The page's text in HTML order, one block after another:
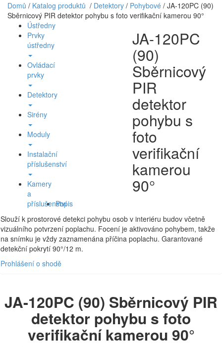
Domů / Katalog produktů / Detektory / Pohybové / JA-120PC (90)
Sběrnicový PIR detektor pohybu s foto verifikační kamerou 90°
Ústředny
Prvky
ústředny
Ovládací
prvky
Detektory
Sirény
Moduly
Instalační
příslušenství
Kamery
a
příslušenství
JA-120PC
(90)
Sběrnicový
PIR
detektor
pohybu s
foto
verifikační
kamerou
90°
Popis
Slouží k prostorové detekci pohybu osob v interiéru budov včetně
vizuálního potvrzení poplachu. Focení je aktivováno pohybem, takže
na snímku je vždy zaznamenána příčina poplachu. Garantované
detekční pokrytí 90°/12 m.
Prohlášení o shodě
JA-120PC (90) Sběrnicový PIR
detektor pohybu s foto
verifikační kamerou 90°